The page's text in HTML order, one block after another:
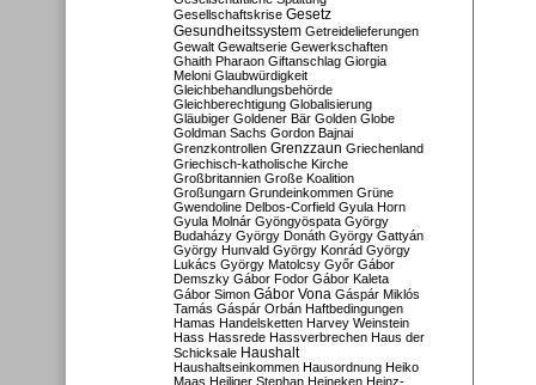
Gesellschaftskrise Gesetz
Gesundheitssystem Getreidelieferungen
Gewalt Gewaltserie Gewerkschaften
Ghaith Pharaon Giftanschlag Giorgia
Meloni Glaubwürdigkeit
Gleichbehandlungsbehörde
Gleichberechtigung Globalisierung
Gläubiger Goldener Bär Golden Globe
Goldman Sachs Gordon Bajnai
Grenzkontrollen Grenzzaun Griechenland
Griechisch-katholische Kirche
Großbritannien Große Koalition
Großungarn Grundeinkommen Grüne
Gwendoline Delbos-Corfield Gyula Horn
Gyula Molnár Gyöngyöspata György
Budaházy György Donáth György Gattyán
György Hunvald György Konrád György
Lukács György Matolcsy Győr Gábor
Demszky Gábor Fodor Gábor Kaleta
Gábor Simon Gábor Vona Gáspár Miklós
Tamás Gáspár Orbán Haftbedingungen
Hamas Handelsketten Harvey Weinstein
Hass Hassrede Hassverbrechen Haus der
Schicksale Haushalt
Haushaltseinkommen Hausordnung Heiko
Maas Heiliger Stephan Heineken Heinz-